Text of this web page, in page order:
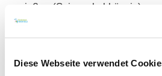
Diese Webseite verwendet
genießen (Saisonal abhängig).